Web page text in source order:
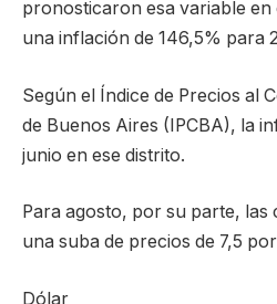
pronosticaron esa variable
una inflación de 146,5% para
Según el Índice de Precios al
de Buenos Aires (IPCBA), la
junio en ese distrito.
Para agosto, por su parte,
una suba de precios de 7,5
Dólar